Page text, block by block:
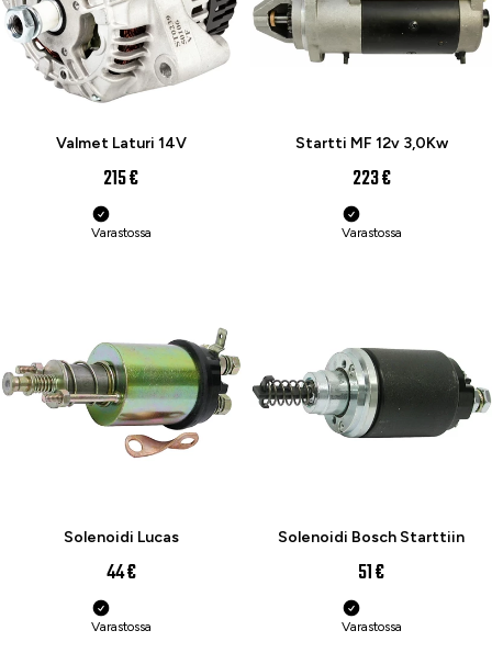
Valmet Laturi 14V
215 €
Varastossa
Startti MF 12v 3,0Kw
223 €
Varastossa
Solenoidi Lucas
44 €
Varastossa
Solenoidi Bosch Starttiin
51 €
Varastossa